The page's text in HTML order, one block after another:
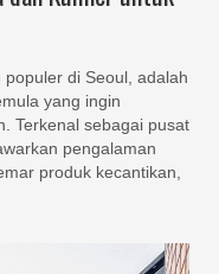
di Seoul, adalah
yang ingin
Terkenal sebagai pusat
pengalaman
produk kecantikan,